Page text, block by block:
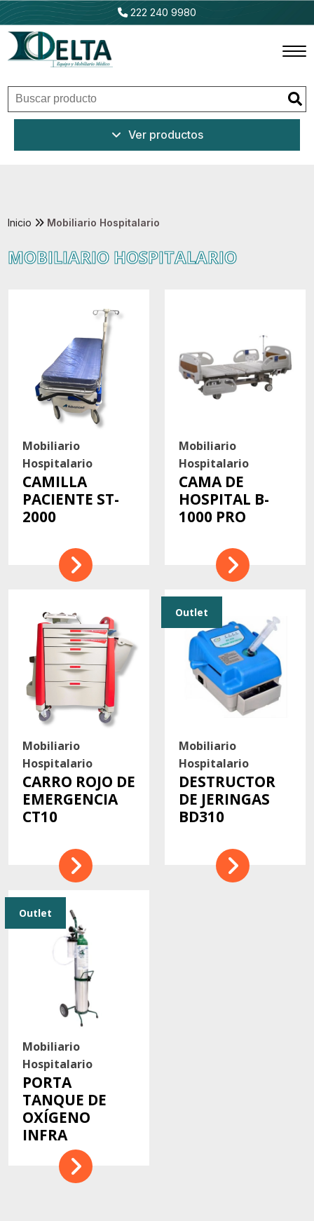
222 240 9980
Inicio
Outlet
Ventajas
Ver productos
Inicio Mobiliario Hospitalario
MOBILIARIO HOSPITALARIO
Mobiliario
Hospitalario
CAMILLA
PACIENTE ST-
2000
Mobiliario
Hospitalario
CAMA DE
HOSPITAL B-
1000 PRO
Mobiliario
Hospitalario
CARRO ROJO DE
EMERGENCIA
CT10
Mobiliario
Hospitalario
DESTRUCTOR
DE JERINGAS
BD310
Outlet
Mobiliario
Hospitalario
PORTA
TANQUE DE
OXÍGENO
INFRA
Outlet